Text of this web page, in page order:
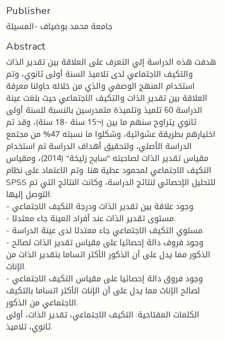
Publisher
جامعة محمد بوضياف -المسيلة
Abstract
هدفت هذه الدراسة إلي التعرف على العلاقة بين تقدير الذات
والتكيف الاجتماعي لدى تلاميذ السنة أولى ثانوي، وتم
استخدام المنهج الوصفي والذي من خلاله حاولنا معرفة
العلاقة بين تقدير الذات والتكيف الاجتماعي حيث بلغت عينة
الدراسة 60 تلميذ وتلميذة متمدرسين بالنسبة للسنة أولى
ثانوي يتراوح سنهم ما بين (¬15 سنة -18 سنة)، وقد تم
اختيارهم بطريقة عشوائية، وشكلوا ما نسبته 47% من مجتمع
الدراسة الأصلي، ولتحقيق أهداف الدراسة تم استخدام
مقياس تقدير الذات لصاحبته "سايح زليخة" (2014)، ومقياس
التكيف الاجتماعي لمحمود عطية هنا. وتم الاعتماد على نظام
SPSS للتحليل الإحصائي لنتائج الدراسة، وكانت النتائج التي تم
التوصل إليها:
- وجود علاقة بين تقدير الذات ودرجة التكيف الاجتماعي.
- مستوى تقدير الذات عند أفراد العينة جاء معتدلا.
- مستوي التكيف الاجتماعي جاء معتدلا لدى عينة الدراسة.
- وجود فروف دالة إحصائيا على مقياس تقدير الذات لصالح
الذكور مما يدل على أن الذكور الأكثر اتساما بتقدير الذات من
الإناث.
- وجود فروق دالة إحصائيا على مقياس التكيف الاجتماعي
لصالح الإناث مما يدل على أن الإناث الأكثر اتساما بالتكيف
الاجتماعي من الذكور.
الكلمات المفتاحية: التكيف الاجتماعي، تقدير الذات، أولى
ثانوي، تلاميذ.